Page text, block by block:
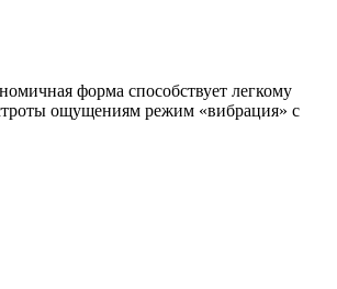
форма способствует легкому
ощущениям режим «вибрация» с